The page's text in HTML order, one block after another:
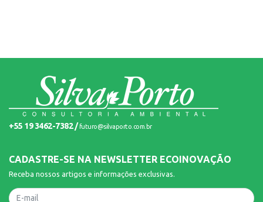
+55 19 3462-7382 /futuro@silvaporto.com.br
CADASTRE-SE NA NEWSLETTER ECOINOVAÇÃO
Receba nossos artigos e informações exclusivas.
Nome